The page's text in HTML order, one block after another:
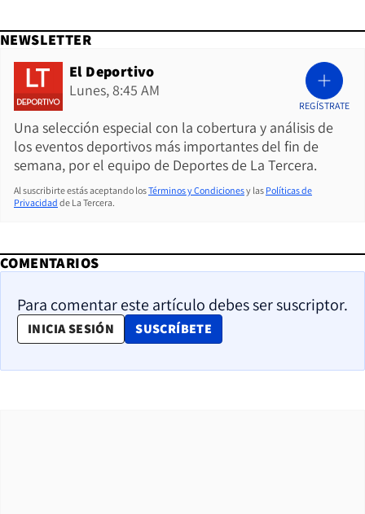
NEWSLETTER
El Deportivo
Lunes, 8:45 AM
Una selección especial con la cobertura y análisis de
los eventos deportivos más importantes del fin de
semana, por el equipo de Deportes de La Tercera.
REGÍSTRATE
Al suscribirte estás aceptando losTérminos y Condicionesy las Políticas de
Privacidad de La Tercera.
COMENTARIOS
Para comentar este artículo debes ser suscriptor.
INICIA SESIÓN SUSCRÍBETE
OPENS IN NEW WINDOW